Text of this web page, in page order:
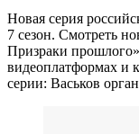
Новая серия
7 сезон. Смотреть
Призраки
видеоплатформах и
серии: Васьков